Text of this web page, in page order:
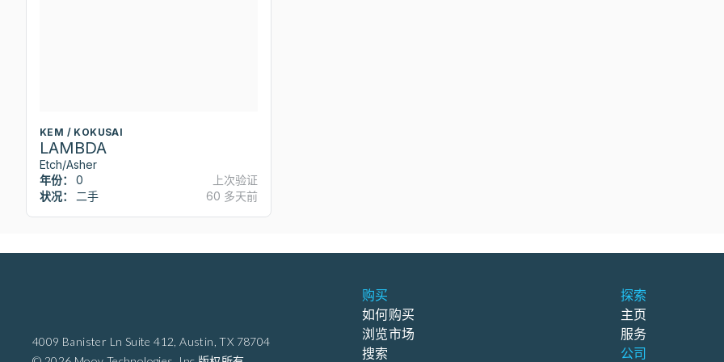
KEM / KOKUSAI
LAMBDA
Etch/Asher
年份：
0
状况：
二手
上次验证
60 多天前
4009 Banister Ln Suite 412, Austin, TX 78704
购买
如何购买
浏览市场
搜索
探索
主页
服务
公司